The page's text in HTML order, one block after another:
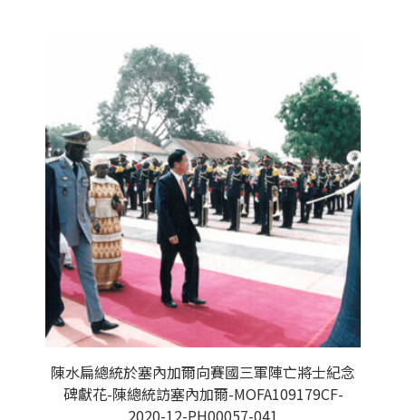
陳水扁總統於塞內加爾向賽國三軍陣亡將士紀念
碑獻花-陳總統訪塞內加爾-MOFA109179CF-
2020-12-PH00057-041